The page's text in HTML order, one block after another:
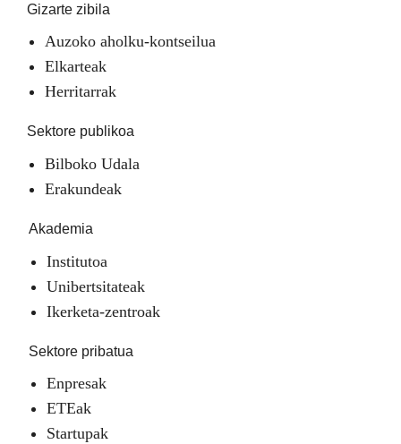
Gizarte zibila
Auzoko aholku-kontseilua
Elkarteak
Herritarrak
Sektore publikoa
Bilboko Udala
Erakundeak
Akademia
Institutoa
Unibertsitateak
Ikerketa-zentroak
Sektore pribatua
Enpresak
ETEak
Startupak